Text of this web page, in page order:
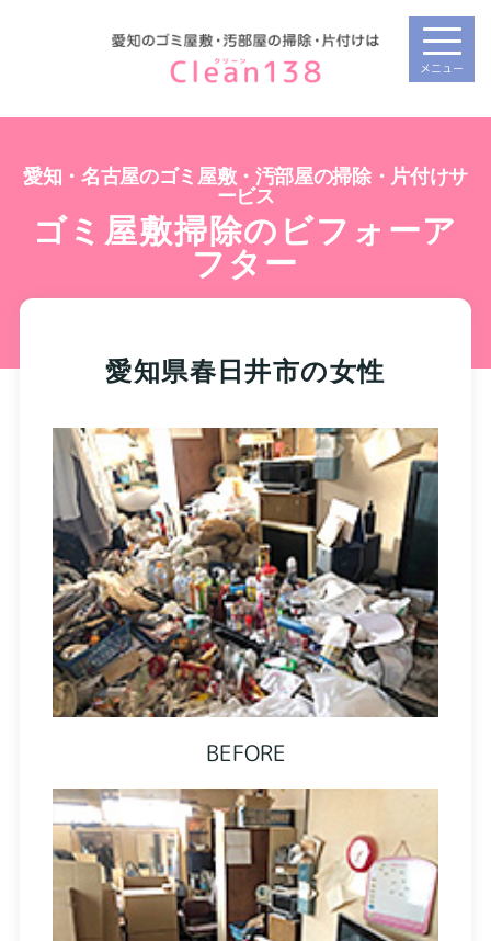
メニュー
愛知・名古屋のゴミ屋敷・汚部屋の掃除・片付けサ
ービス
ゴミ屋敷掃除のビフォーア
フター
愛知県春日井市の女性
BEFORE